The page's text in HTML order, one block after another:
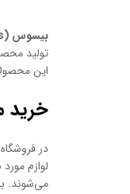
بیسوس (Baseus)
تولید
این
خرید
در
لوازم
می‌شوند.